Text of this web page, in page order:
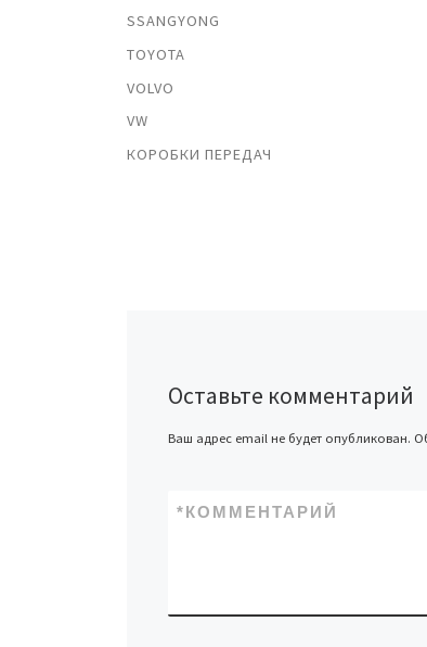
Оставьте комментарий
Ваш адрес email не будет опубликован.
КОММЕНТАРИЙ
*
SSANGYONG
TOYOTA
VOLVO
VW
КОРОБКИ ПЕРЕДАЧ